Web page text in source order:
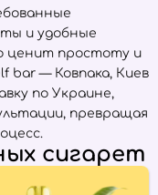
и удобные
ценит простоту и
bar — Ковпака, Киев
по Украине,
превращая
сигарет